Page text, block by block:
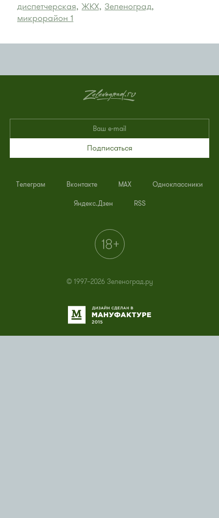
диспетчерская, ЖКХ, Зеленоград,
микрорайон 1
Подписаться
Телеграм Вконтакте MAX Одноклассники
Яндекс.Дзен RSS
© 1997–2026 Зеленоград.ру